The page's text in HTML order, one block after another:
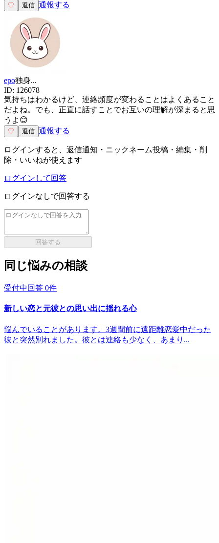
♡ 返信 通報する
epo独身...
ID: 126078
気持ちはわかるけど、連絡頻度が変わることはよくあること
だよね。でも、正直に話すことでお互いの理解が深まると思
うよ😊
♡ 返信 通報する
ログインすると、返信通知・ニックネーム投稿・編集・削
除・いいねが使えます
ログインして回答
ログインなしで回答する
回答する
同じ悩みの相談
受付中 回答 0件
新しい恋と元彼との思い出に揺れる心
悩んでいることがあります。3週間前に遠距離恋愛中だった
彼と突然別れました。彼とは連絡も少なく、あまり...